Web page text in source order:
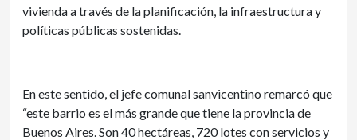
vivienda a través de la planificación, la infraestructura y
políticas públicas sostenidas.
En este sentido, el jefe comunal sanvicentino remarcó que
“este barrio es el más grande que tiene la provincia de
Buenos Aires. Son 40 hectáreas, 720 lotes con servicios y